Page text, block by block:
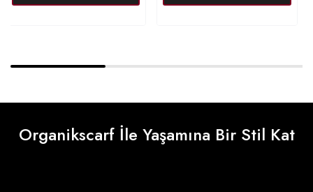
Organikscarf İle Yaşamına Bir Stil Kat